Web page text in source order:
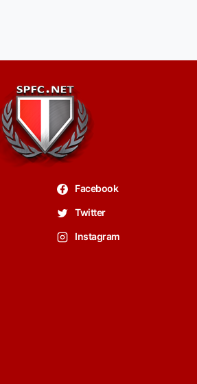
Facebook
Twitter
Instagram